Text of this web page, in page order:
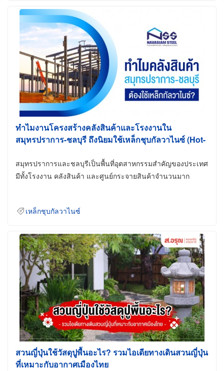
ทำไมงานโครงสร้างคลังสินค้าและโรงงานใน
สมุทรปราการ-ชลบุรี ถึงนิยมใช้เหล็กชุบกัลวาไนซ์ (Hot-
สมุทรปราการและชลบุรีเป็นพื้นที่อุตสาหกรรมสำคัญของประเทศ
มีทั้งโรงงาน คลังสินค้า และศูนย์กระจายสินค้าจำนวนมาก
เหล็กชุบกัลวาไนซ์
สวนญี่ปุ่นใช้วัสดุปูพื้นอะไร? รวมไอเดียทางเดินสวนญี่ปุ่น
ที่เหมาะกับอากาศเมืองไทย